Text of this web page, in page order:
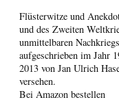
Flüsterwitze und
und des Zweiten
unmittelbaren
aufgeschrieben im Jahr
2013 von Jan Ulrich
versehen.
Bei Amazon bestellen